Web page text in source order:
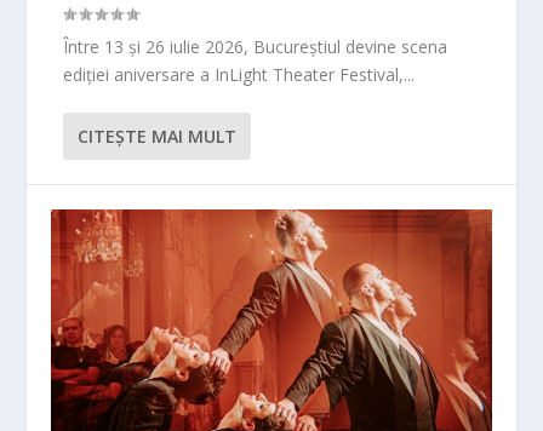
Între 13 și 26 iulie 2026, Bucureștiul devine scena
ediției aniversare a InLight Theater Festival,...
CITEŞTE MAI MULT